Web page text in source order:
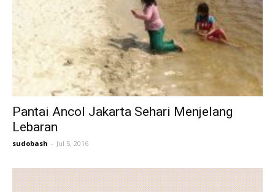
Pantai Ancol Jakarta Sehari Menjelang
Lebaran
sudobash - Jul 5, 2016